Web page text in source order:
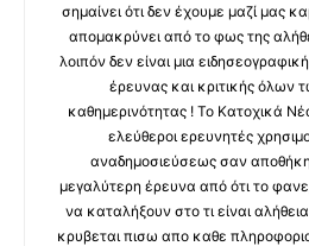
σημαίνει ότι δεν έχουμε μαζί μας
απομακρύνει από το φως της
λοιπόν δεν είναι μια
έρευνας και κριτικής όλων
καθημερινότητας ! Το Κατοχικά
ελεύθεροι ερευνητές
αναδημοσιεύσεως σαν
μεγαλύτερη έρευνα από ότι το
να καταλήξουν στο τι είναι αλήθεια
κρυβεται πισω απο καθε